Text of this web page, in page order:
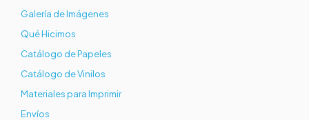
Galería de Imágenes
Qué Hicimos
Catálogo de Papeles
Catálogo de Vinilos
Materiales para Imprimir
Envíos